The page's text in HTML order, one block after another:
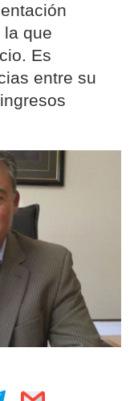
la que
Es
entre su